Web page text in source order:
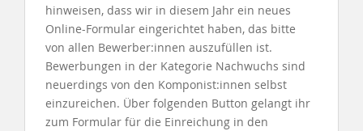
hinweisen, dass wir in diesem Jahr ein neues
Online-Formular eingerichtet haben, das bitte
von allen Bewerber:innen auszufüllen ist.
Bewerbungen in der Kategorie Nachwuchs sind
neuerdings von den Komponist:innen selbst
einzureichen. Über folgenden Button gelangt ihr
zum Formular für die Einreichung in den